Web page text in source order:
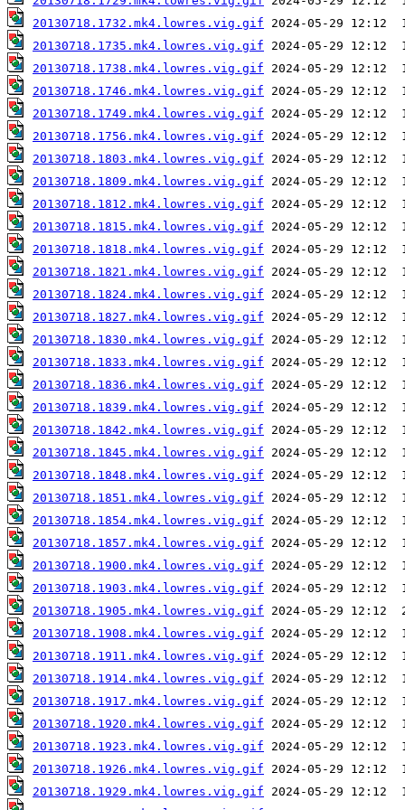
20130718.1732.mk4.lowres.vig.gif
20130718.1735.mk4.lowres.vig.gif
20130718.1738.mk4.lowres.vig.gif
20130718.1746.mk4.lowres.vig.gif
20130718.1749.mk4.lowres.vig.gif
20130718.1756.mk4.lowres.vig.gif
20130718.1803.mk4.lowres.vig.gif
20130718.1809.mk4.lowres.vig.gif
20130718.1812.mk4.lowres.vig.gif
20130718.1815.mk4.lowres.vig.gif
20130718.1818.mk4.lowres.vig.gif
20130718.1821.mk4.lowres.vig.gif
20130718.1824.mk4.lowres.vig.gif
20130718.1827.mk4.lowres.vig.gif
20130718.1830.mk4.lowres.vig.gif
20130718.1833.mk4.lowres.vig.gif
20130718.1836.mk4.lowres.vig.gif
20130718.1839.mk4.lowres.vig.gif
20130718.1842.mk4.lowres.vig.gif
20130718.1845.mk4.lowres.vig.gif
20130718.1848.mk4.lowres.vig.gif
20130718.1851.mk4.lowres.vig.gif
20130718.1854.mk4.lowres.vig.gif
20130718.1857.mk4.lowres.vig.gif
20130718.1900.mk4.lowres.vig.gif
20130718.1903.mk4.lowres.vig.gif
20130718.1905.mk4.lowres.vig.gif
20130718.1908.mk4.lowres.vig.gif
20130718.1911.mk4.lowres.vig.gif
20130718.1914.mk4.lowres.vig.gif
20130718.1917.mk4.lowres.vig.gif
20130718.1920.mk4.lowres.vig.gif
20130718.1923.mk4.lowres.vig.gif
20130718.1926.mk4.lowres.vig.gif
20130718.1929.mk4.lowres.vig.gif